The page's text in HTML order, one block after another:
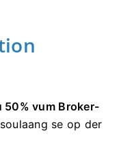
50% vum Broker-
se op der